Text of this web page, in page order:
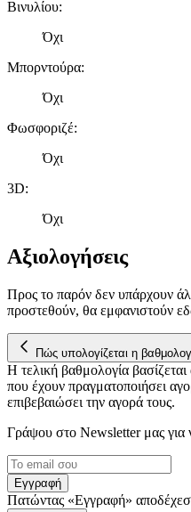
Βινυλίου:
Όχι
Μπορντούρα:
Όχι
Φωσφοριζέ:
Όχι
3D:
Όχι
Αξιολογήσεις
Προς το παρόν δεν υπάρχουν
προστεθούν, θα εμφανιστούν
Πώς υπολογίζεται η
Η τελική βαθμολογία
που έχουν πραγματοποιήσει
επιβεβαιώσει την αγορά τους.
Γράψου στο Νewsletter μας για
Εγγραφή
Πατώντας «Εγγραφή»